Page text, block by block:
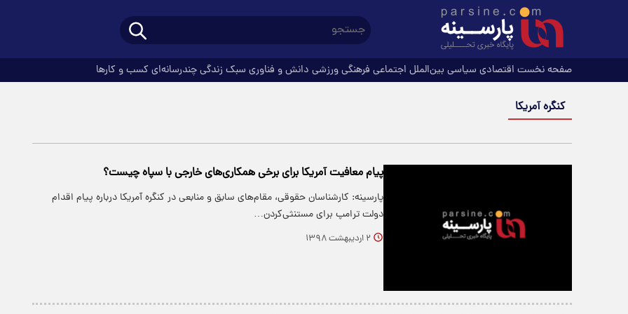
صفحه نخست اقتصادی سیاسی بین‌الملل اجتماعی فرهنگیورزشی دانش و فناوری سبک زندگیچندرسانه‌ای کسب و کارها
کنگره آمریکا
پیام معافیت آمریکا برای برخی همکاری‌های خارجی با سپاه چیست؟
پارسینه: کارشناسان حقوقی، مقام‌های سابق و منابعی در کنگره آمریکا درباره پیام اقدام
دولت ترامپ برای مستنثی‌کردن…
۲ اردیبهشت ۱۳۹۸